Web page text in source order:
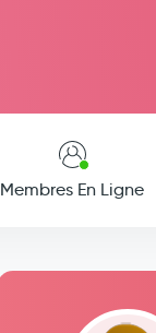
Membres En Ligne